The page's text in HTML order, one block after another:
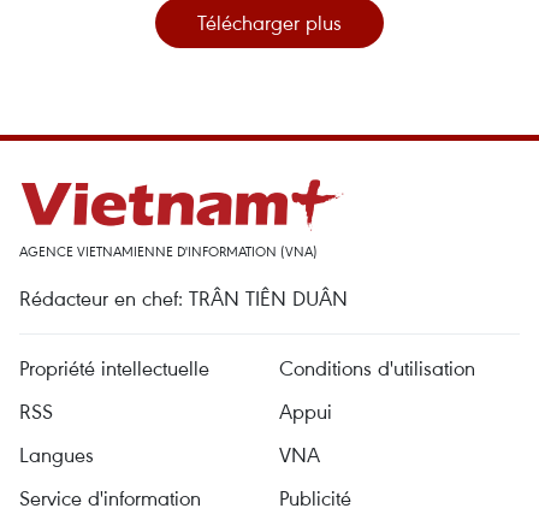
Télécharger plus
AGENCE VIETNAMIENNE D'INFORMATION (VNA)
Rédacteur en chef: TRÂN TIÊN DUÂN
Propriété intellectuelle
Conditions d'utilisation
RSS
Appui
Langues
VNA
Service d'information
Publicité